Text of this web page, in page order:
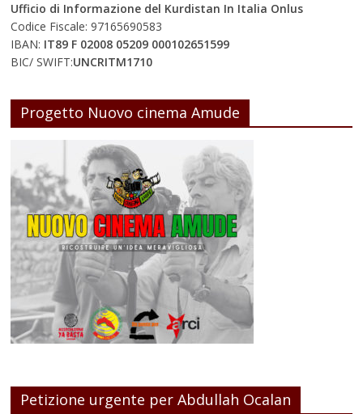
Ufficio di Informazione del Kurdistan In Italia Onlus
Codice Fiscale: 97165690583
IBAN: IT89 F 02008 05209 000102651599
BIC/ SWIFT:UNCRITM1710
Progetto Nuovo cinema Amude
Petizione urgente per Abdullah Ocalan